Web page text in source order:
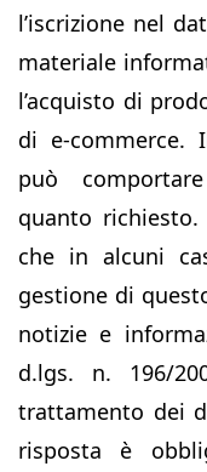
l’iscrizione nel
materiale
l’acquisto di
di e-commerce.
può
quanto
che in alcuni
gestione di
notizie e
d.lgs. n. 196/
trattamento dei
risposta è